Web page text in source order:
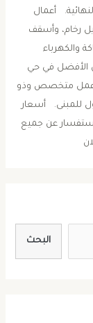
أعمال
رخام، وأسقف
والكهرباء
الأفضل في حي
عمل متخصص وذو
للمبنى. أسعار
عن جميع
البحث